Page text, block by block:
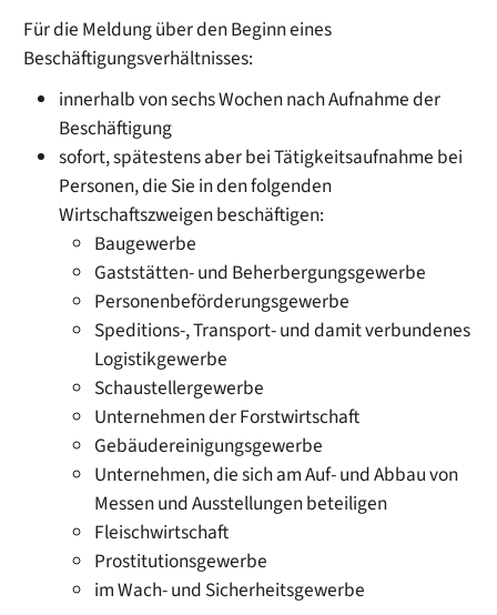
Für die Meldung über den Beginn eines
Beschäftigungsverhältnisses:
innerhalb von sechs Wochen nach Aufnahme der
Beschäftigung
sofort, spätestens aber bei Tätigkeitsaufnahme bei
Personen, die Sie in den folgenden
Wirtschaftszweigen beschäftigen:
Baugewerbe
Gaststätten- und Beherbergungsgewerbe
Personenbeförderungsgewerbe
Speditions-, Transport- und damit verbundenes
Logistikgewerbe
Schaustellergewerbe
Unternehmen der Forstwirtschaft
Gebäudereinigungsgewerbe
Unternehmen, die sich am Auf- und Abbau von
Messen und Ausstellungen beteiligen
Fleischwirtschaft
Prostitutionsgewerbe
im Wach- und Sicherheitsgewerbe